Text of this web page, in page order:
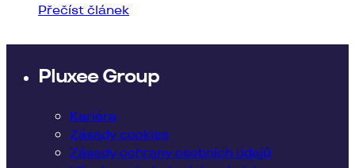
realitou.
Přečíst článek
Pluxee Group
Kariéra
Zásady cookies
Zásady ochrany osobních údajů